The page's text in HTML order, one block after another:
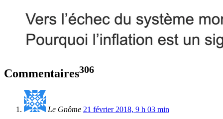
Commentaires306
Le Gnôme 21 février 2018, 9 h 03 min